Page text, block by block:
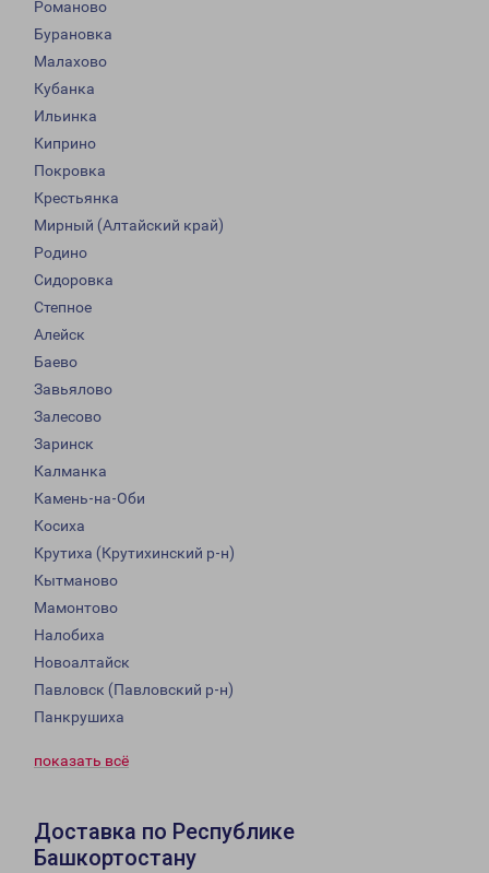
Романово
Бурановка
Малахово
Кубанка
Ильинка
Киприно
Покровка
Крестьянка
Мирный (Алтайский край)
Родино
Сидоровка
Степное
Алейск
Баево
Завьялово
Залесово
Заринск
Калманка
Камень-на-Оби
Косиха
Крутиха (Крутихинский р-н)
Кытманово
Мамонтово
Налобиха
Новоалтайск
Павловск (Павловский р-н)
Панкрушиха
показать всё
Доставка по Республике
Башкортостану